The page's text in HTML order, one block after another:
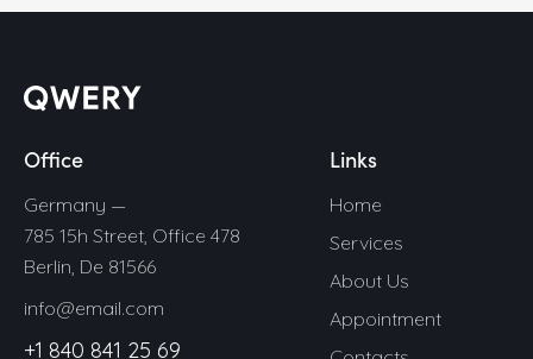
Office
Germany —
785 15h Street, Office 478
Berlin, De 81566
info@email.com
+1 840 841 25 69
Links
Home
Services
About Us
Appointment